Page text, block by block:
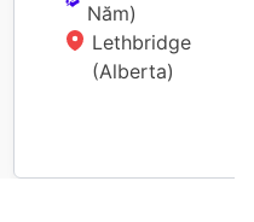
Năm)
Lethbridge
(Alberta)